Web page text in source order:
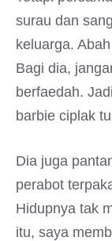
surau dan
keluarga.
Bagi dia,
berfaedah.
barbie ciplak
Dia juga
perabot
Hidupnya tak
itu, saya